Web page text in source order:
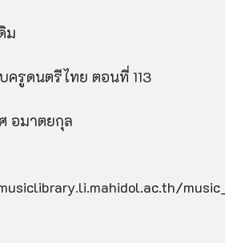
ม
ครูดนตรีไทย ตอนที่ 113
อมาตยกุล